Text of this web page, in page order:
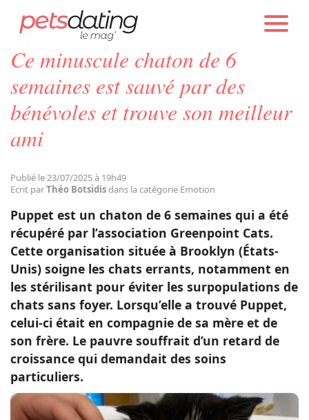
Chien
Chat
Tops
Sauvetages
Conso
PETS DATING ACTUALITÉS EMOTION
Ce minuscule chaton de 6
semaines est sauvé par des
bénévoles et trouve son meilleur
ami
Publié le 23/07/2025 à 19h49
Ecrit parThéo Botsidisdans la catégorie Emotion
Puppet est un chaton de 6 semaines qui a été
récupéré par l’association Greenpoint Cats.
Cette organisation située à Brooklyn (États-
Unis) soigne les chats errants, notamment en
les stérilisant pour éviter les surpopulations de
chats sans foyer. Lorsqu’elle a trouvé Puppet,
celui-ci était en compagnie de sa mère et de
son frère. Le pauvre souffrait d’un retard de
croissance qui demandait des soins
particuliers.